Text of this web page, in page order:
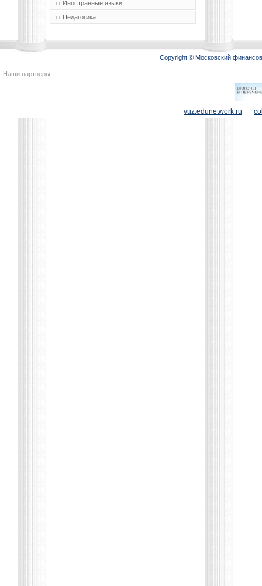
Иностранные языки
Педагогика
Copyright © Московский
Наши партнеры:
vuz.edunetwork.ru